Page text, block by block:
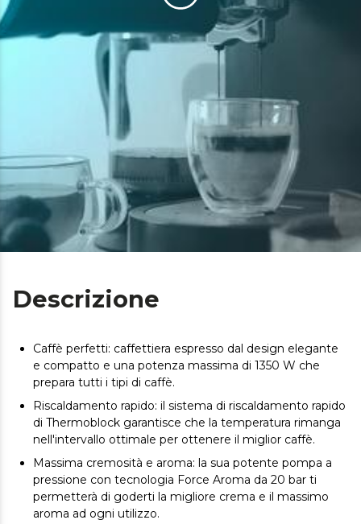
Descrizione
Caffè perfetti: caffettiera espresso dal design elegante
e compatto e una potenza massima di 1350 W che
prepara tutti i tipi di caffè.
Riscaldamento rapido: il sistema di riscaldamento rapido
di Thermoblock garantisce che la temperatura rimanga
nell'intervallo ottimale per ottenere il miglior caffè.
Massima cremosità e aroma: la sua potente pompa a
pressione con tecnologia Force Aroma da 20 bar ti
permetterà di goderti la migliore crema e il massimo
aroma ad ogni utilizzo.